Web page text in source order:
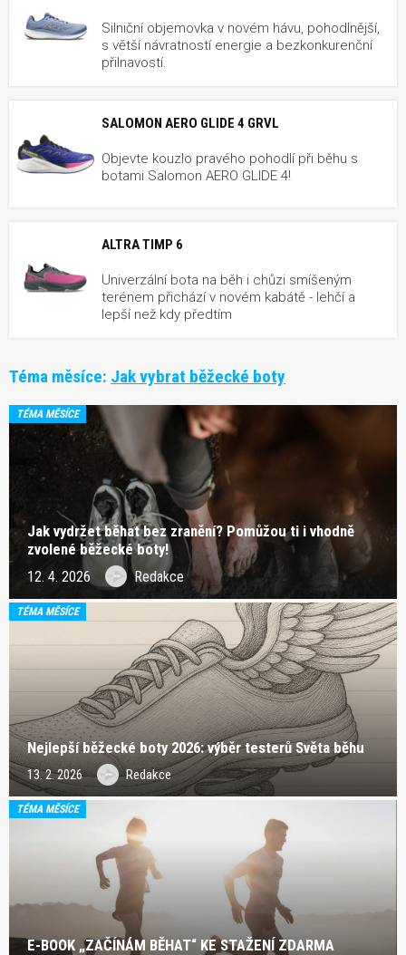
Silniční objemovka v novém hávu, pohodlnější,
s větší návratností energie a bezkonkurenční
přilnavostí.
SALOMON AERO GLIDE 4 GRVL
Objevte kouzlo pravého pohodlí při běhu s
botami Salomon AERO GLIDE 4!
ALTRA TIMP 6
Univerzální bota na běh i chůzi smíšeným
terénem přichází v novém kabátě - lehčí a
lepší než kdy předtím
Téma měsíce: Jak vybrat běžecké boty
TÉMA MĚSÍCE
Jak vydržet běhat bez zranění? Pomůžou ti i vhodně
zvolené běžecké boty!
12. 4. 2026 Redakce
TÉMA MĚSÍCE
Nejlepší běžecké boty 2026: výběr testerů Světa běhu
13. 2. 2026 Redakce
TÉMA MĚSÍCE
E-BOOK „ZAČÍNÁM BĚHAT“ KE STAŽENÍ ZDARMA